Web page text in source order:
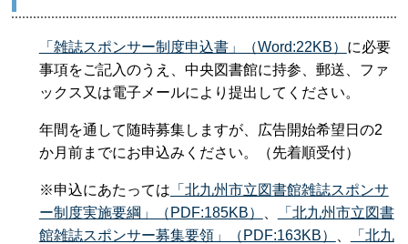
「雑誌スポンサー制度申込書」（Word:22KB） に必要
事項をご記入のうえ、中央図書館に持参、郵送、ファ
ックス又は電子メールにより提出してください。
年間を通して随時募集しますが、広告開始希望日の2
か月前までにお申込みください。（先着順受付）
※申込にあたっては 「北九州市立図書館雑誌スポンサ
ー制度実施要綱」（PDF:185KB）
「北九州市立図書
館雑誌スポンサー募集要領」（PDF:163KB）
「北九